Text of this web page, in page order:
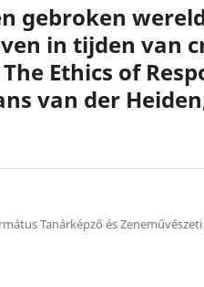
gebroken
in tijden van
Ethics of
van der
Tanárképző és Zeneművészeti